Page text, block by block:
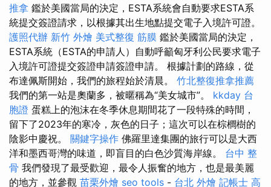
推拿 鑑於美國當局的決定，ESTA系統會自動要求ESTA系
統提交簽證請求，以根據其出生地點提交電子入境許可證。
護照代辦 新竹 外燴 美式整復 筋膜 鑑於美國當局的決定，
ESTA系統（ESTA的申請人）自動呼籲匈牙利公民要求電子
入境許可證提交簽證申請簽證申請。 根據計劃的路線，從
布達佩斯開始，我們的旅程始於清晨。 竹北整復推拿推薦
我們的第一站是奧蘭多，被暱稱為“美女城市”。 kkday 台
胞證 蛋糕上的泡沫在冬季休息期間花了一段特殊的時間，
留下了2023年的寒冷，灰色的日子；這次可以在棕櫚樹的
陰影中慶祝。 關鍵字操作 佛羅里達集團的旅行可以是大西
洋和墨西哥灣的味道，即盲目的白色沙質海岸線。 台中 整
骨 我們發現了最受歡迎，最令人振奮的地方，也是最美麗
的地方，並參觀 苗栗外燴 seo tools - 台北 外燴 記帳士 高